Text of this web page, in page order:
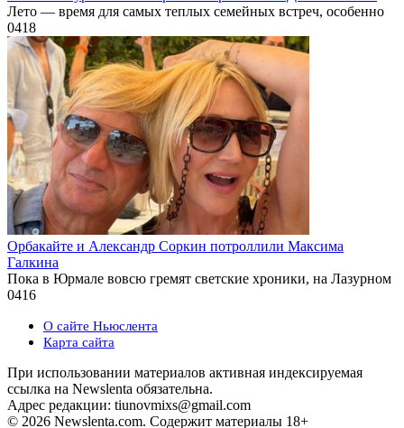
Лето — время для самых теплых семейных встреч, особенно
0418
Орбакайте и Александр Соркин потроллили Максима
Галкина
Пока в Юрмале вовсю гремят светские хроники, на Лазурном
0416
О сайте Ньюслента
Карта сайта
При использовании материалов активная индексируемая
ссылка на Newslenta обязательна.
Адрес редакции: tiunovmixs@gmail.com
© 2026 Newslenta.com. Содержит материалы 18+